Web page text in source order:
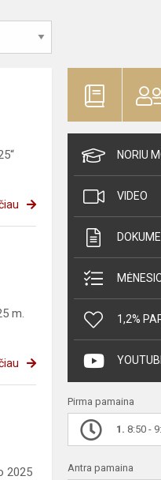
m.
2025
NORIU
VIDEO
1,2%
Pirma pamaina
1. 8:50 -
Antra pamaina